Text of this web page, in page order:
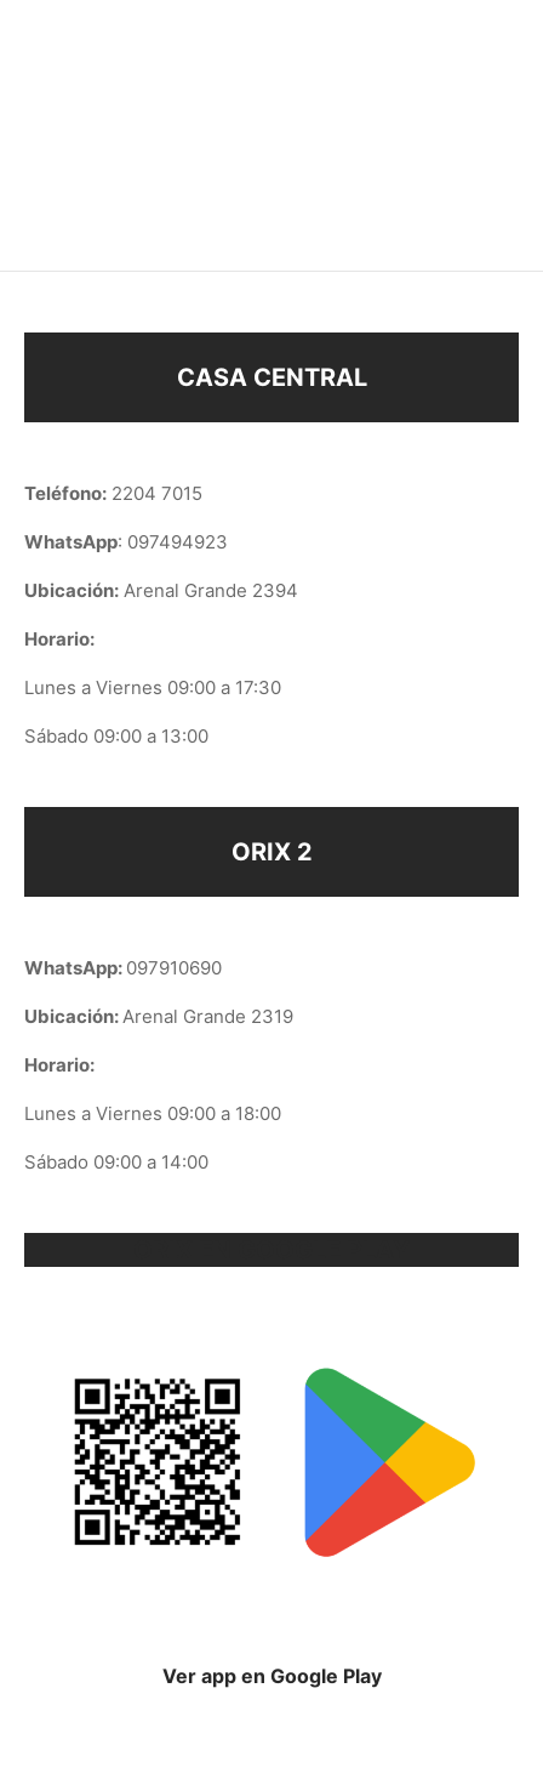
CASA CENTRAL
Teléfono: 2204 7015
WhatsApp: 097494923
Ubicación: Arenal Grande 2394
Horario:
Lunes a Viernes 09:00 a 17:30
Sábado 09:00 a 13:00
ORIX 2
WhatsApp: 097910690
Ubicación:Arenal Grande 2319
Horario:
Lunes a Viernes 09:00 a 18:00
Sábado 09:00 a 14:00
Ver app en Google Play